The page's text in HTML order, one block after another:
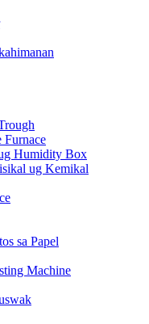
Furnace
Humidity Box
ug Kemikal
sa Papel
Machine